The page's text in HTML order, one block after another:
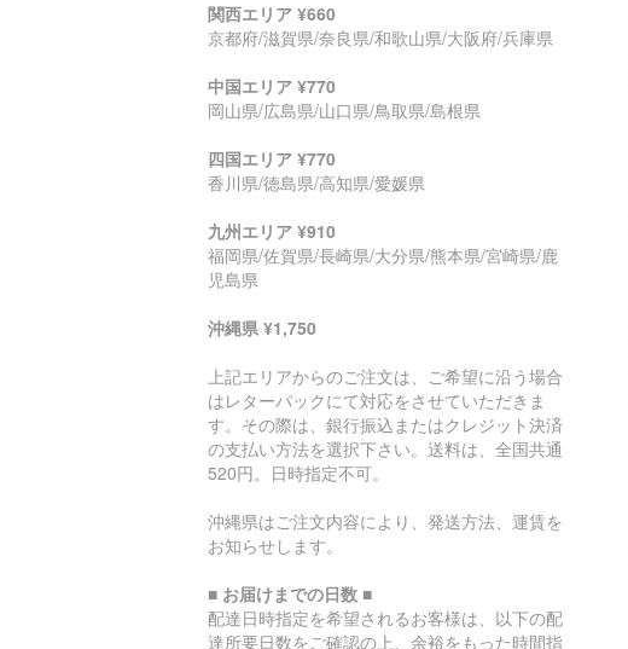
関西エリア ¥660
京都府/滋賀県/奈良県/和歌山県/大阪府/兵庫県
中国エリア ¥770
岡山県/広島県/山口県/鳥取県/島根県
四国エリア ¥770
香川県/徳島県/高知県/愛媛県
九州エリア ¥910
福岡県/佐賀県/長崎県/大分県/熊本県/宮崎県/鹿
児島県
沖縄県 ¥1,750
上記エリアからのご注文は、ご希望に沿う場合
はレターパックにて対応をさせていただきま
す。その際は、銀行振込またはクレジット決済
の支払い方法を選択下さい。送料は、全国共通
520円。日時指定不可。
沖縄県はご注文内容により、発送方法、運賃を
お知らせします。
■ お届けまでの日数 ■
配達日時指定を希望されるお客様は、以下の配
達所要日数をご確認の上、余裕をもった時間指